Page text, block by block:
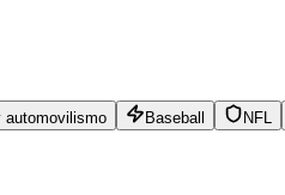
automovilismo Baseball NFL